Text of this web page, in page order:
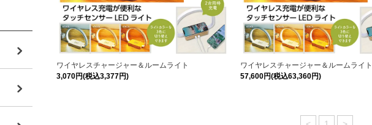
ワイヤレスチャージャー＆ルームライト
3,070円(税込3,377円)
ワイヤレスチャージャー＆ルームライ
57,600円(税込63,360円)